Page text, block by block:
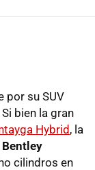
por su SUV
Si bien la gran
Hybrid, la
Bentley
cilindros en